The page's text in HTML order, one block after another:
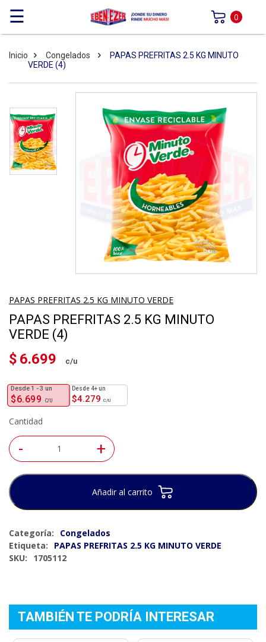
☰ 0
Inicio Congelados
PAPAS PREFRITAS 2.5 KG MINUTO
VERDE (4)
PAPAS PREFRITAS 2.5 KG MINUTO VERDE
PAPAS PREFRITAS 2.5 KG MINUTO
VERDE (4)
$ 6.699
$6.699
1 - 3 un
$4.279
4+ un
Cantidad
- +
Añadir al carrito
Categoría:
Congelados
Etiqueta:
PAPAS PREFRITAS 2.5 KG MINUTO VERDE
SKU:
1705112
TAMBIÉN TE PODRÍA INTERESAR